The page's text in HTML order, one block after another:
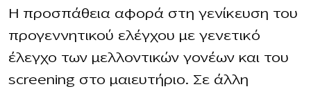
Η προσπάθεια αφορά στη γενίκευση του
προγεννητικού ελέγχου με γενετικό
έλεγχο των μελλοντικών γονέων και του
screening στο μαιευτήριο. Σε άλλη